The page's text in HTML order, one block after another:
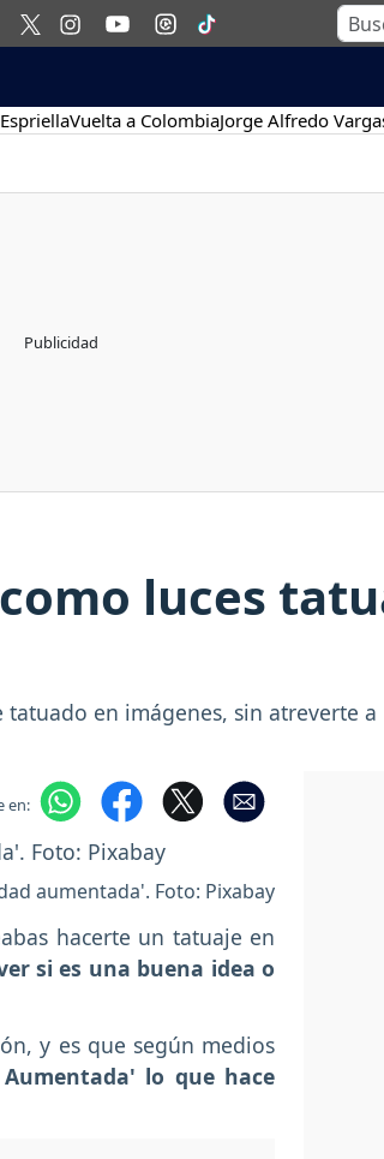
Vuelta a ColombiaJorge Alfredo
luces
en imágenes, sin atreverte a
en:
aumentada'. Foto: Pixabay
hacerte un tatuaje en
si es una buena idea o
y es que según medios
lo que hace